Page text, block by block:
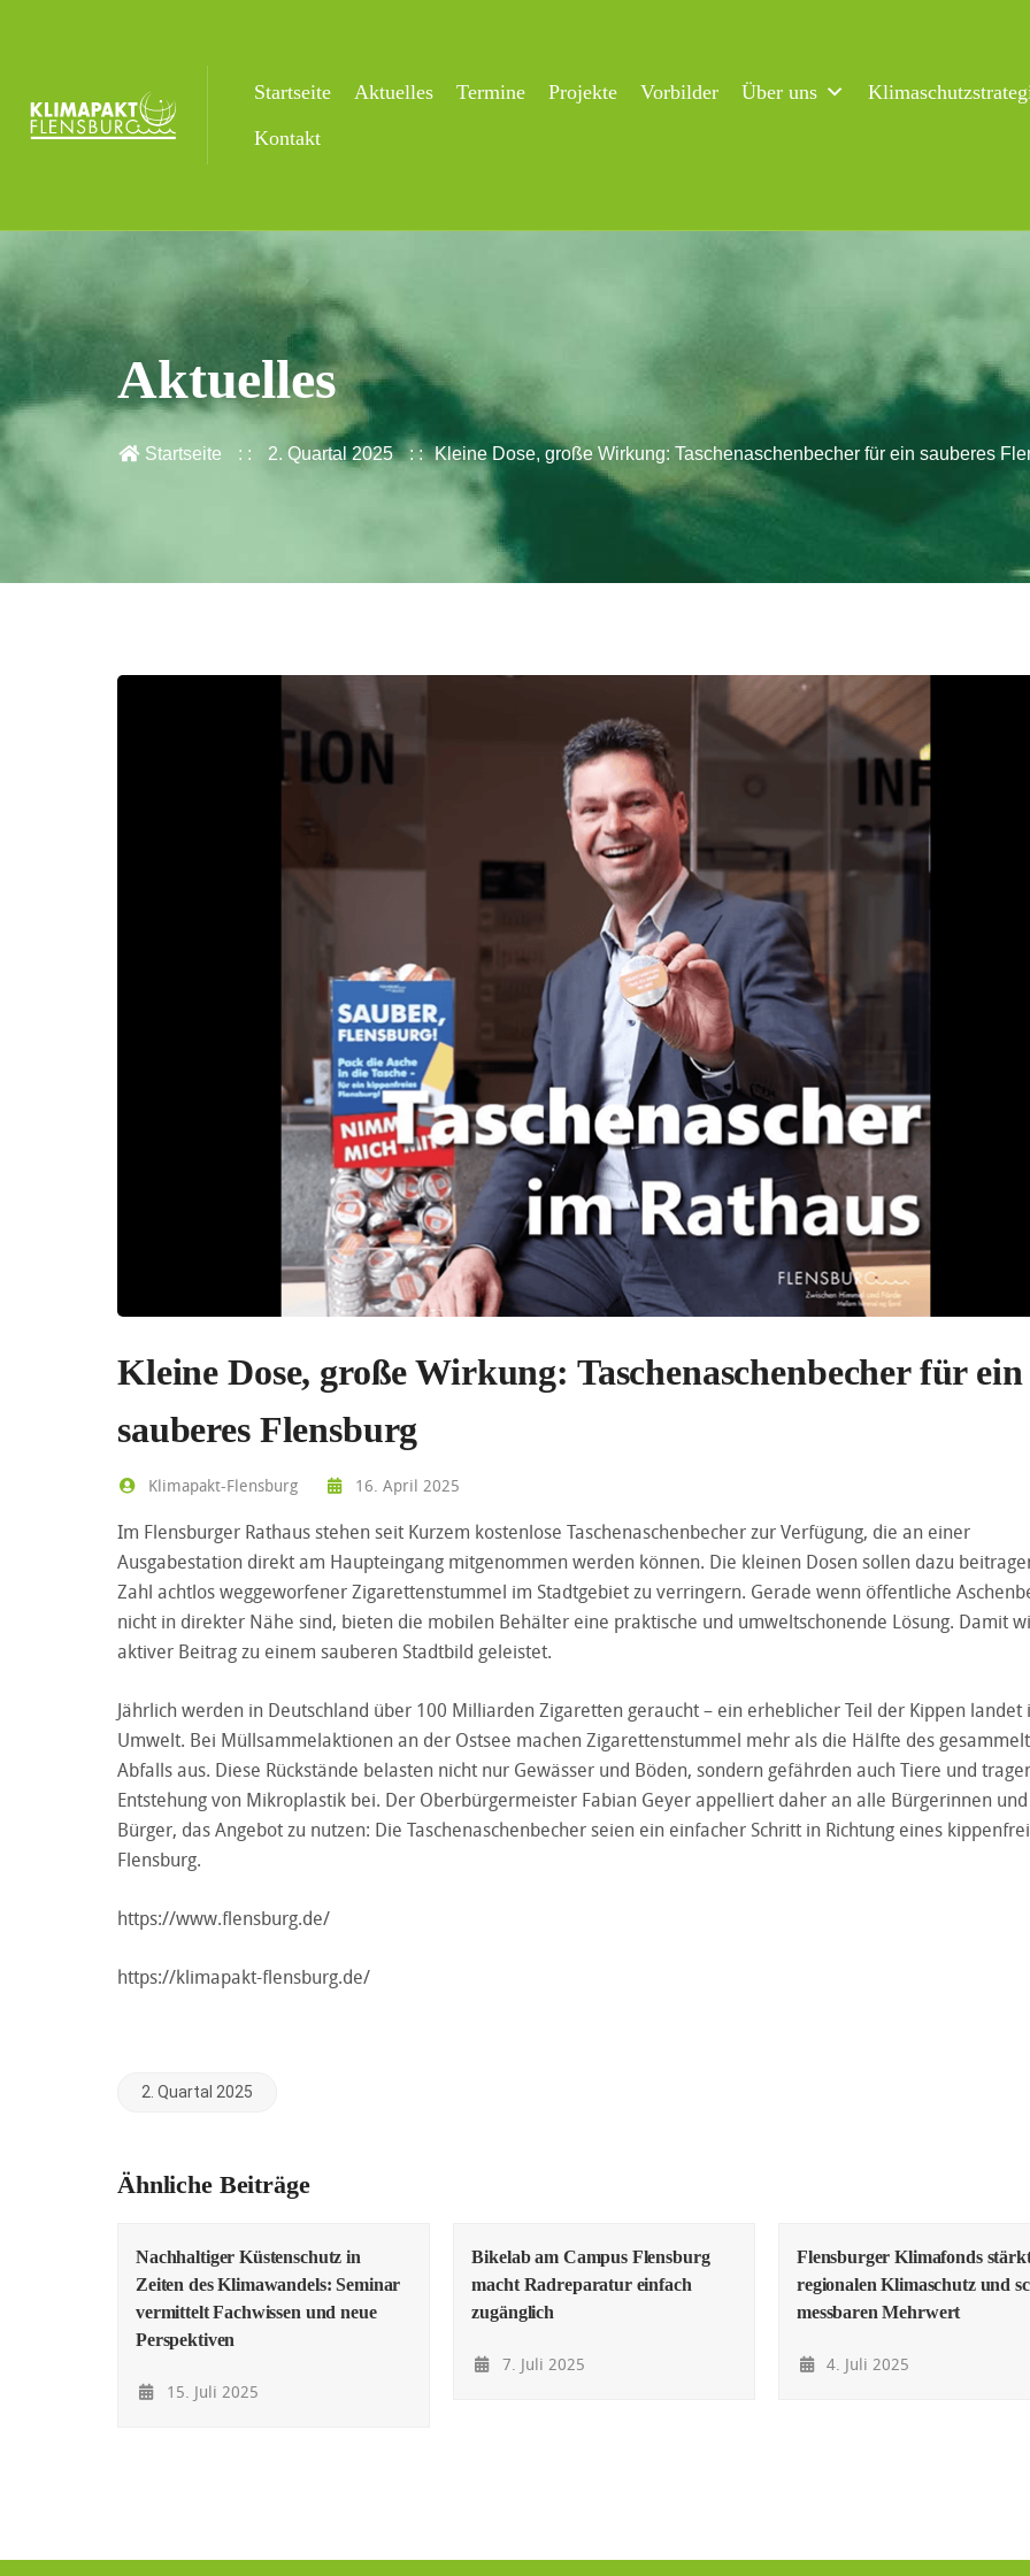
Startseite Aktuelles Termine Projekte Vorbilder Über uns
Kontakt
Aktuelles
Startseite 2. Quartal 2025 Kleine Dose, große Wirkung: Taschenaschenbecher für ein sauberes
Kleine Dose, große Wirkung: Taschenaschenbecher für ein
sauberes Flensburg
Klimapakt-Flensburg 16. April 2025
Im Flensburger Rathaus stehen seit Kurzem kostenlose Taschenaschenbecher zur Verfügung, die an einer
Ausgabestation direkt am Haupteingang mitgenommen werden können. Die kleinen Dosen sollen dazu
Zahl achtlos weggeworfener Zigarettenstummel im Stadtgebiet zu verringern. Gerade wenn öffentliche
nicht in direkter Nähe sind, bieten die mobilen Behälter eine praktische und umweltschonende Lösung. Damit
aktiver Beitrag zu einem sauberen Stadtbild geleistet.
Jährlich werden in Deutschland über 100 Milliarden Zigaretten geraucht – ein erheblicher Teil der Kippen landet
Umwelt. Bei Müllsammelaktionen an der Ostsee machen Zigarettenstummel mehr als die Hälfte des
Abfalls aus. Diese Rückstände belasten nicht nur Gewässer und Böden, sondern gefährden auch Tiere und
Entstehung von Mikroplastik bei. Der Oberbürgermeister Fabian Geyer appelliert daher an alle Bürgerinnen und
Bürger, das Angebot zu nutzen: Die Taschenaschenbecher seien ein einfacher Schritt in Richtung eines
Flensburg.
https://www.flensburg.de/
https://klimapakt-flensburg.de/
2. Quartal 2025
Ähnliche Beiträge
Nachhaltiger Küstenschutz in
Zeiten des Klimawandels: Seminar
vermittelt Fachwissen und neue
Perspektiven
15. Juli 2025
Bikelab am Campus Flensburg
macht Radreparatur einfach
zugänglich
7. Juli 2025
Flensburger Klimafonds
regionalen Klimaschutz und
messbaren Mehrwert
4. Juli 2025